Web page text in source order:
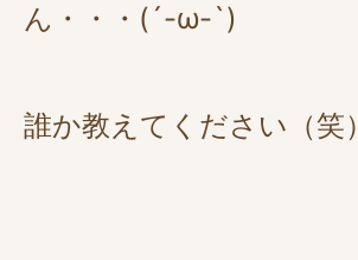
ん・・・(´-ω-`)
誰か教えてください（笑）